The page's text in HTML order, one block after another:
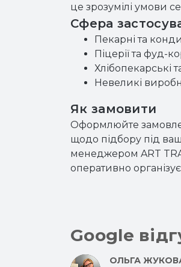
це зрозумілі умови
Сфера
Пекарні та
Піцерії та фуд-
Хлібопекарські
Невеликі
Як замовити
Оформлюйте
щодо підбору під
менеджером ART
оперативно
Google
ОЛЬГА